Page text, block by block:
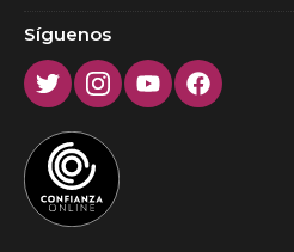
Síguenos
TwitterInstagram
YoutubeFacebook